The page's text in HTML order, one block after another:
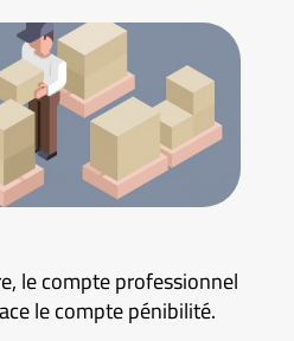
le compte professionnel
le compte pénibilité.